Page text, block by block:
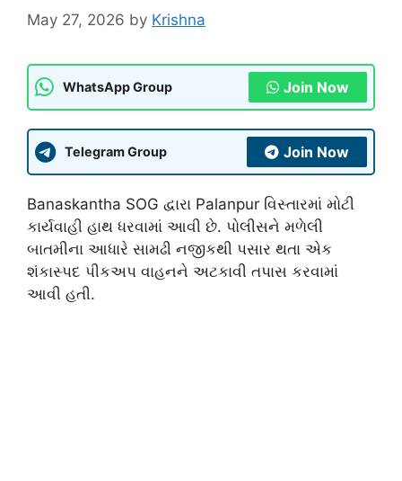
May 27, 2026 by Krishna
WhatsApp Group Join Now
Telegram Group Join Now
Banaskantha SOG દ્વારા Palanpur વિસ્તારમાં મોટી
કાર્યવાહી હાથ ધરવામાં આવી છે. પોલીસને મળેલી
બાતમીના આધારે સામઢી નજીકથી પસાર થતા એક
શંકાસ્પદ પીકઅપ વાહનને અટકાવી તપાસ કરવામાં
આવી હતી.